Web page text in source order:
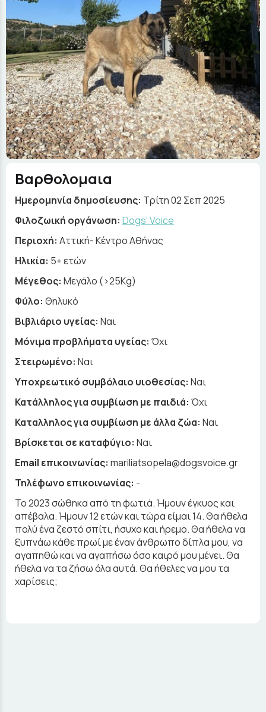
Βαρθολομαια
Ημερομηνία δημοσίευσης: Τρίτη 02 Σεπ 2025
Φιλοζωική οργάνωση: Dogs' Voice
Περιοχή: Αττική- Κέντρο Αθήνας
Ηλικία: 5+ ετών
Μέγεθος: Μεγάλο (>25Kg)
Φύλο: Θηλυκό
Βιβλιάριο υγείας: Ναι
Μόνιμα προβλήματα υγείας: Όχι
Στειρωμένο: Ναι
Υποχρεωτικό συμβόλαιο υιοθεσίας: Ναι
Κατάλληλος για συμβίωση με παιδιά: Όχι
Καταλληλος για συμβίωση με άλλα ζώα: Ναι
Βρίσκεται σε καταφύγιο: Ναι
Email επικοινωνίας: mariliatsopela@dogsvoice.gr
Τηλέφωνο επικοινωνίας: -
Το 2023 σώθηκα από τη φωτιά. Ήμουν έγκυος και
απέβαλα. Ήμουν 12 ετών και τώρα είμαι 14. Θα ήθελα
πολύ ένα ζεστό σπίτι, ήσυχο και ήρεμο. Θα ήθελα να
ξυπνάω κάθε πρωί με έναν άνθρωπο δίπλα μου, να
αγαπηθώ και να αγαπήσω όσο καιρό μου μένει. Θα
ήθελα να τα ζήσω όλα αυτά. Θα ήθελες να μου τα
χαρίσεις;